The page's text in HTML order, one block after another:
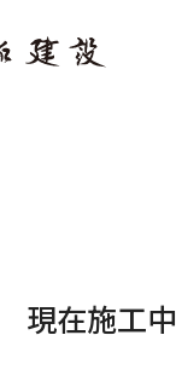
現在施工中